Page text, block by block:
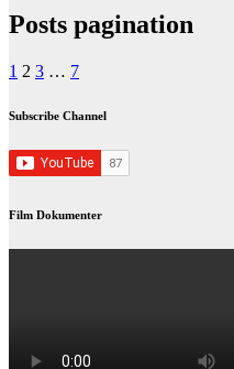
Posts pagination
1 2 3 … 7
Subscribe Channel
Film Dokumenter